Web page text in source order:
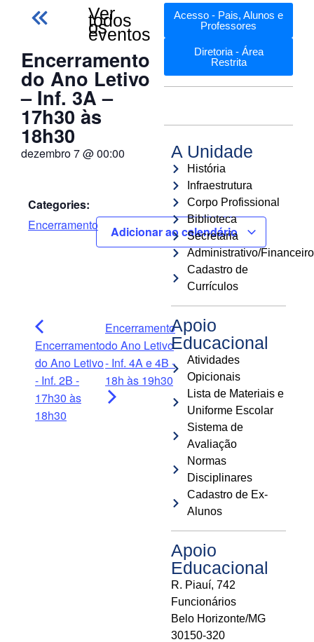
Ver
todos
os
eventos
Encerramento
do Ano Letivo
– Inf. 3A –
17h30 às
18h30
dezembro 7@00:00
Categories:
Encerramento
Adicionar ao calendário
Encerramento
do Ano Letivo
- Inf. 2B -
17h30 às
18h30
Encerramento
do Ano Letivo
- Inf. 4A e 4B -
18h às 19h30
Acesso - Pais, Alunos e
Professores
Diretoria - Área
Restrita
A Unidade
História
Infraestrutura
Corpo Profissional
Biblioteca
Secretaria
Administrativo/Financeiro
Cadastro de
Currículos
Apoio
Educacional
Atividades
Opicionais
Lista de Materiais e
Uniforme Escolar
Sistema de
Avaliação
Normas
Disciplinares
Cadastro de Ex-
Alunos
Apoio
Educacional
R. Piauí, 742
Funcionários
Belo Horizonte/MG
30150-320